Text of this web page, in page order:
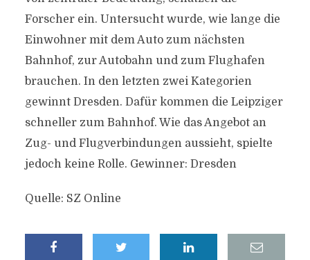
Forscher ein. Untersucht wurde, wie lange die
Einwohner mit dem Auto zum nächsten
Bahnhof, zur Autobahn und zum Flughafen
brauchen. In den letzten zwei Kategorien
gewinnt Dresden. Dafür kommen die Leipziger
schneller zum Bahnhof. Wie das Angebot an
Zug- und Flugverbindungen aussieht, spielte
jedoch keine Rolle. Gewinner: Dresden
Quelle: SZ Online